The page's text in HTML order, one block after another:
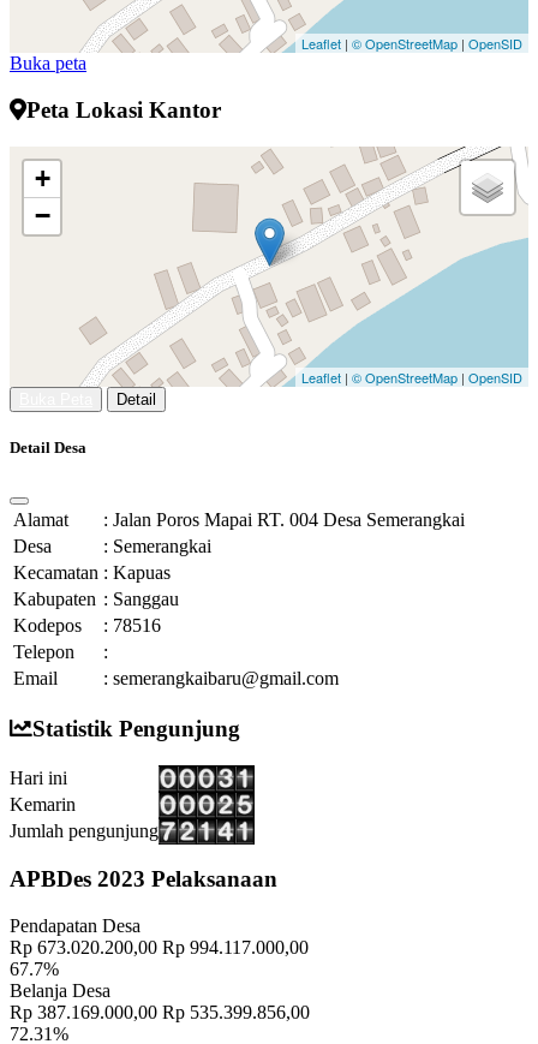
Leaflet | © OpenStreetMap | OpenSID
Buka peta
Peta Lokasi Kantor
+
−
Leaflet | © OpenStreetMap | OpenSID
Detail
Detail Desa
Alamat : Jalan Poros Mapai RT. 004 Desa Semerangkai
Desa
: Semerangkai
Kecamatan : Kapuas
Kabupaten : Sanggau
Kodepos
: 78516
Telepon
:
Email
: semerangkaibaru@gmail.com
Statistik Pengunjung
Hari ini
Kemarin
Jumlah pengunjung
APBDes 2023 Pelaksanaan
Pendapatan Desa
Rp 673.020.200,00 Rp 994.117.000,00
67.7%
Belanja Desa
Rp 387.169.000,00 Rp 535.399.856,00
72.31%